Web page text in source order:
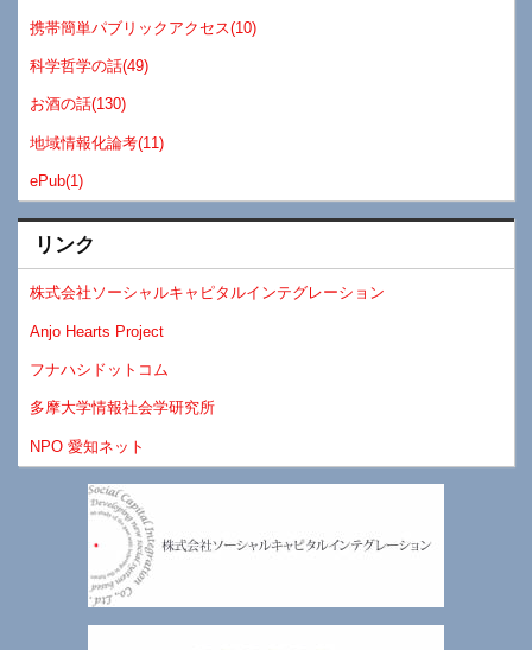
携帯簡単パブリックアクセス(10)
科学哲学の話(49)
お酒の話(130)
地域情報化論考(11)
ePub(1)
リンク
株式会社ソーシャルキャピタルインテグレーション
Anjo Hearts Project
フナハシドットコム
多摩大学情報社会学研究所
NPO 愛知ネット